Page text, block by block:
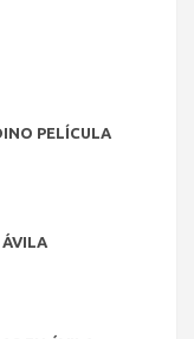
PELÍCULA
ÁVILA